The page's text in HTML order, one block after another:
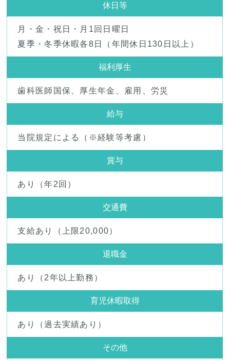
休日等
月・金・祝日・月1回日曜日
夏季・冬季休暇各8日（年間休日130日以上）
福利厚生
歯科医師国保、厚生年金、雇用、労災
給与
当院規定による（※経験等考慮）
賞与
あり（年2回）
交通費
支給あり（上限20,000）
退職金
あり（2年以上勤務）
育児休暇取得
あり（過去実績あり）
その他